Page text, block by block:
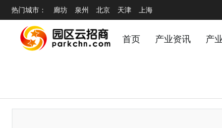
热门城市： 廊坊 泉州 北京 天津 上海
首页 产业资讯 产